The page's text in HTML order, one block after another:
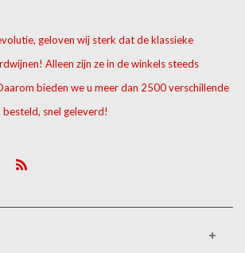
geloven wij sterk dat de klassieke
Alleen zijn ze in de winkels steeds
bieden we u meer dan 2500 verschillende
snel geleverd!